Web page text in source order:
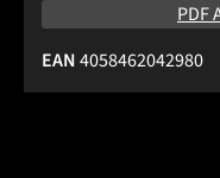
PDF
EAN4058462042980